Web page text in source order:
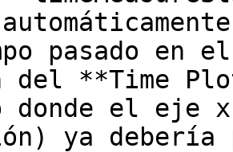
pasado en
del **Time
donde el eje
ya debería